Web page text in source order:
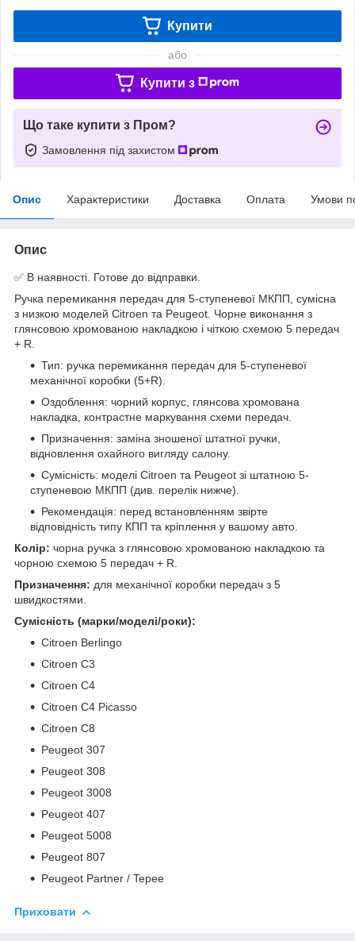
Купити
або
Купити з
Що таке купити з Пром?
Замовлення під захистом
Опис Характеристики Доставка Оплата Умови
Опис
✅ В наявності. Готове до відправки.
Ручка перемикання передач для 5-ступеневої МКПП, сумісна
з низкою моделей Citroen та Peugeot. Чорне виконання з
глянсовою хромованою накладкою і чіткою схемою 5 передач
+ R.
Тип: ручка перемикання передач для 5-ступеневої
механічної коробки (5+R).
Оздоблення: чорний корпус, глянсова хромована
накладка, контрастне маркування схеми передач.
Призначення: заміна зношеної штатної ручки,
відновлення охайного вигляду салону.
Сумісність: моделі Citroen та Peugeot зі штатною 5-
ступеневою МКПП (див. перелік нижче).
Рекомендація: перед встановленням звірте
відповідність типу КПП та кріплення у вашому авто.
Колір: чорна ручка з глянсовою хромованою накладкою та
чорною схемою 5 передач + R.
Призначення: для механічної коробки передач з 5
швидкостями.
Сумісність (марки/моделі/роки):
Citroen Berlingo
Citroen C3
Citroen C4
Citroen C4 Picasso
Citroen C8
Peugeot 307
Peugeot 308
Peugeot 3008
Peugeot 407
Peugeot 5008
Peugeot 807
Peugeot Partner / Tepee
Приховати